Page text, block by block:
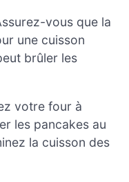
vous que la
une cuisson
brûler les
votre four à
les pancakes au
la cuisson des